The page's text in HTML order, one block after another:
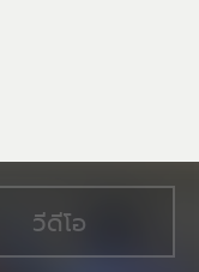
วีดีโอ